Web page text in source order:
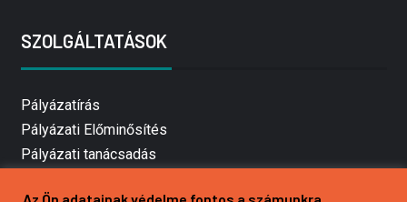
SZOLGÁLTATÁSOK
Pályázatírás
Pályázati Előminősítés
Pályázati tanácsadás